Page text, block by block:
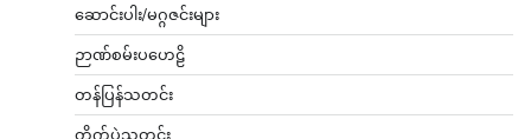
ဆောင်းပါး/မဂ္ဂဇင်းများ
ဉာဏ်စမ်းပဟေဠိ
တန်ပြန်သတင်း
တိုက်ပွဲသတင်း